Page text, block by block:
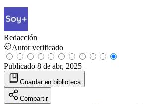
Redacción
Autor verificado
Publicado 8 de abr, 2025
Guardar en biblioteca
Compartir